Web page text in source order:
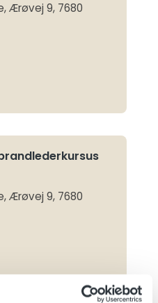
Ærøvej 9, 7680
Ærøvej 9, 7680